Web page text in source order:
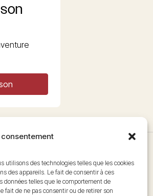
consentement
utilisons des technologies telles que les cookies
des appareils. Le fait de consentir à ces
données telles que le comportement de
fait de ne pas consentir ou de retirer son